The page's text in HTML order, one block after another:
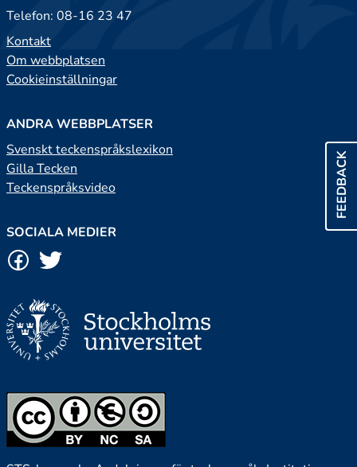
FEEDBACK
Telefon: 08-16 23 47
Kontakt
Om webbplatsen
Cookieinställningar
ANDRA WEBBPLATSER
Svenskt teckenspråkslexikon
Gilla Tecken
Teckenspråksvideo
SOCIALA MEDIER